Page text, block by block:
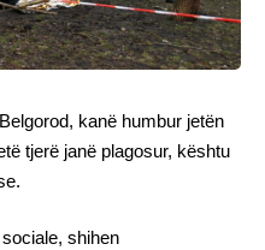
kanë humbur jetën
tjerë janë plagosur, kështu
shihen